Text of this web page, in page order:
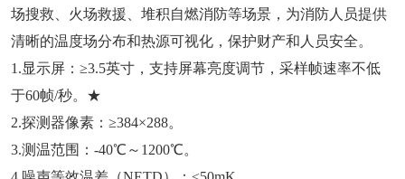
场搜救、火场救援、堆积自燃消防等场景，为消防人员提供
清晰的温度场分布和热源可视化，保护财产和人员安全。
1.显示屏：≥3.5英寸，支持屏幕亮度调节，采样帧速率不低
于60帧/秒。★
2.探测器像素：≥384×288。
3.测温范围：-40℃～1200℃。